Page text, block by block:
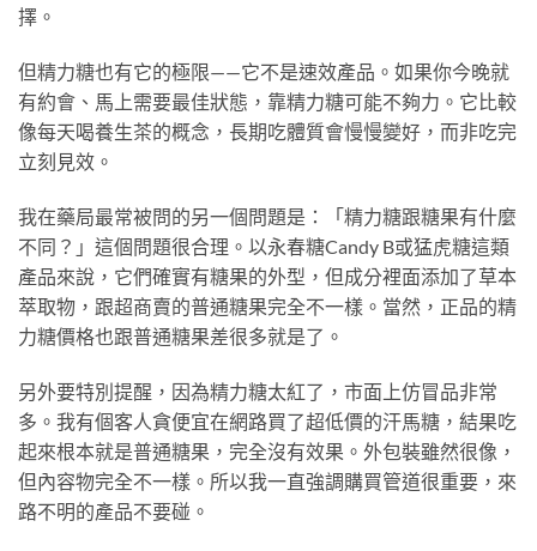
擇。
但精力糖也有它的極限——它不是速效產品。如果你今晚就
有約會、馬上需要最佳狀態，靠精力糖可能不夠力。它比較
像每天喝養生茶的概念，長期吃體質會慢慢變好，而非吃完
立刻見效。
我在藥局最常被問的另一個問題是：「精力糖跟糖果有什麼
不同？」這個問題很合理。以永春糖Candy B或猛虎糖這類
產品來說，它們確實有糖果的外型，但成分裡面添加了草本
萃取物，跟超商賣的普通糖果完全不一樣。當然，正品的精
力糖價格也跟普通糖果差很多就是了。
另外要特別提醒，因為精力糖太紅了，市面上仿冒品非常
多。我有個客人貪便宜在網路買了超低價的汗馬糖，結果吃
起來根本就是普通糖果，完全沒有效果。外包裝雖然很像，
但內容物完全不一樣。所以我一直強調購買管道很重要，來
路不明的產品不要碰。